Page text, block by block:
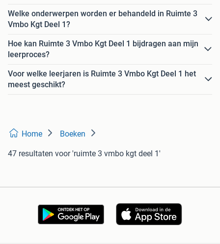
Welke onderwerpen worden er behandeld in Ruimte 3
Vmbo Kgt Deel 1?
Hoe kan Ruimte 3 Vmbo Kgt Deel 1 bijdragen aan mijn
leerproces?
Voor welke leerjaren is Ruimte 3 Vmbo Kgt Deel 1 het
meest geschikt?
Home Boeken
47 resultaten voor 'ruimte 3 vmbo kgt deel 1'